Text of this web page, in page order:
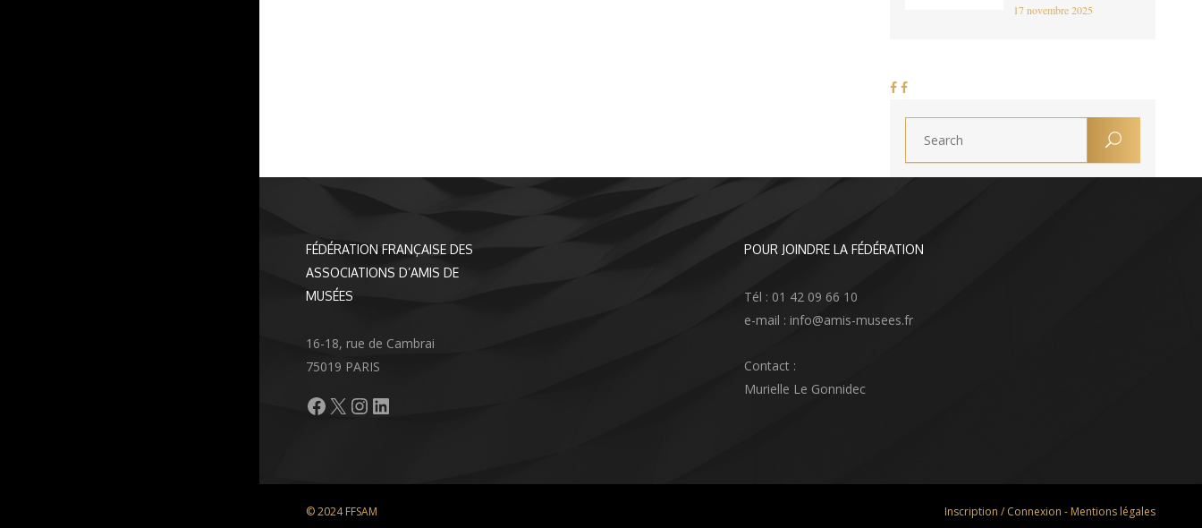
17 novembre 2025
FÉDÉRATION FRANÇAISE DES
ASSOCIATIONS D’AMIS DE
MUSÉES
16-18, rue de Cambrai
75019 PARIS
Facebook
X Instagram
LinkedIn
POUR JOINDRE LA FÉDÉRATION
Tél : 01 42 09 66 10
e-mail : info@amis-musees.fr
Contact :
Murielle Le Gonnidec
© 2024 FFSAM Inscription / Connexion - Mentions légales